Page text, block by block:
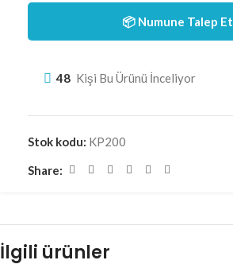
📦 Numune Talep Et
48 Kişi Bu Ürünü İnceliyor
Stok kodu: KP200
Share:
İlgili ürünler